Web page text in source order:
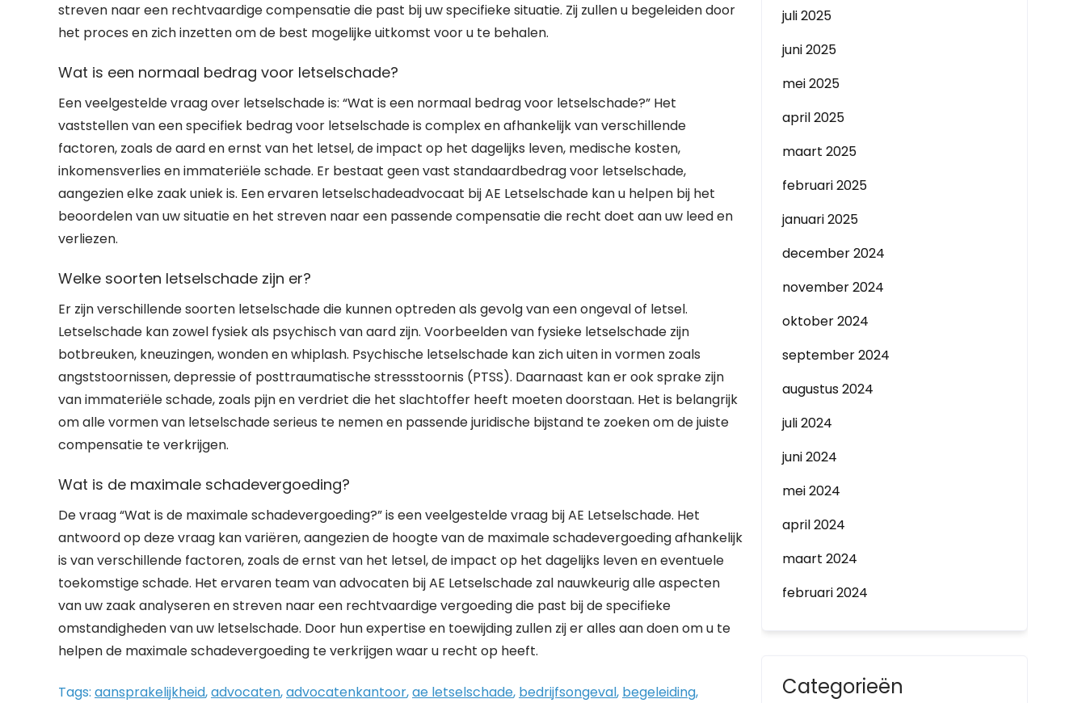
streven naar een rechtvaardige compensatie die past bij uw specifieke situatie. Zij zullen u begeleiden door
het proces en zich inzetten om de best mogelijke uitkomst voor u te behalen.
Wat is een normaal bedrag voor letselschade?
Een veelgestelde vraag over letselschade is: “Wat is een normaal bedrag voor letselschade?” Het
vaststellen van een specifiek bedrag voor letselschade is complex en afhankelijk van verschillende
factoren, zoals de aard en ernst van het letsel, de impact op het dagelijks leven, medische kosten,
inkomensverlies en immateriële schade. Er bestaat geen vast standaardbedrag voor letselschade,
aangezien elke zaak uniek is. Een ervaren letselschadeadvocaat bij AE Letselschade kan u helpen bij het
beoordelen van uw situatie en het streven naar een passende compensatie die recht doet aan uw leed en
verliezen.
Welke soorten letselschade zijn er?
Er zijn verschillende soorten letselschade die kunnen optreden als gevolg van een ongeval of letsel.
Letselschade kan zowel fysiek als psychisch van aard zijn. Voorbeelden van fysieke letselschade zijn
botbreuken, kneuzingen, wonden en whiplash. Psychische letselschade kan zich uiten in vormen zoals
angststoornissen, depressie of posttraumatische stressstoornis (PTSS). Daarnaast kan er ook sprake zijn
van immateriële schade, zoals pijn en verdriet die het slachtoffer heeft moeten doorstaan. Het is belangrijk
om alle vormen van letselschade serieus te nemen en passende juridische bijstand te zoeken om de juiste
compensatie te verkrijgen.
Wat is de maximale schadevergoeding?
De vraag “Wat is de maximale schadevergoeding?” is een veelgestelde vraag bij AE Letselschade. Het
antwoord op deze vraag kan variëren, aangezien de hoogte van de maximale schadevergoeding afhankelijk
is van verschillende factoren, zoals de ernst van het letsel, de impact op het dagelijks leven en eventuele
toekomstige schade. Het ervaren team van advocaten bij AE Letselschade zal nauwkeurig alle aspecten
van uw zaak analyseren en streven naar een rechtvaardige vergoeding die past bij de specifieke
omstandigheden van uw letselschade. Door hun expertise en toewijding zullen zij er alles aan doen om u te
helpen de maximale schadevergoeding te verkrijgen waar u recht op heeft.
Tags: aansprakelijkheid,advocaten,advocatenkantoor,ae letselschade, bedrijfsongeval, begeleiding,
juli 2025
juni 2025
mei 2025
april 2025
maart 2025
februari 2025
januari 2025
december 2024
november 2024
oktober 2024
september 2024
augustus 2024
juli 2024
juni 2024
mei 2024
april 2024
maart 2024
februari 2024
Categorieën